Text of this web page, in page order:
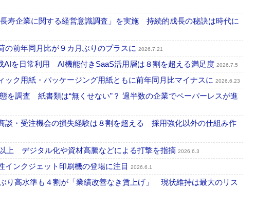
寿企業に関する経営意識調査」を実施 持続的成長の秘訣は時代に
前年同月比が９カ月ぶりのプラスに 2026.7.21
を日常利用 AI機能付きSaaS活用層は８割を超える満足度 2026.7.5
ク用紙・パッケージング用紙ともに前年同月比マイナスに 2026.6.23
調査 紙書類は“無くせない”？ 過半数の企業でペーパーレスが進
・受注機会の損失経験は８割を超える 採用強化以外の仕組み作
上 デジタル化や資材高騰などによる打撃を指摘 2026.6.3
ンクジェット印刷機の登場に注目 2026.6.1
り高水準も４割が「業績改善なき賃上げ」 現状維持は最大のリス